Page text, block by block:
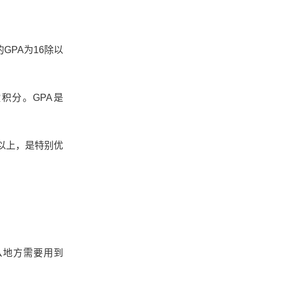
为16除以
分。GPA是
上，是特别优
方需要用到